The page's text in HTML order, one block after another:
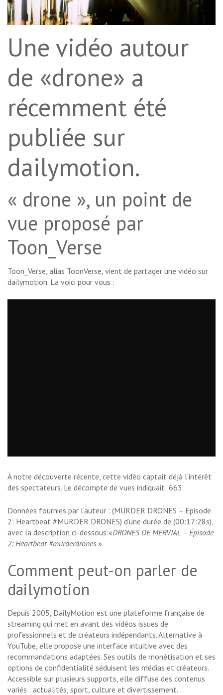
Une vidéo autour
de «drone» a
récemment été
publiée sur
dailymotion.
« drone », un point de
vue proposé par
Toon_Verse
Toon_Verse, alias ToonVerse, vient de partager une vidéo sur
dailymotion. La voici pour vous :
À notre découverte récente, cette vidéo captait déjà l’intérêt
des spectateurs. Le décompte de vues indiquait: 663.
Données fournies par l’auteur : (MURDER DRONES – Episode
2: Heartbeat #MURDER DRONES) d’une durée de (00:17:28s),
avec la description ci-dessous:«DRONES DE MERVIAL – Épisode
2: Heartbeat #murderdrones ».
Comment peut-on parler de
dailymotion
Depuis 2005, DailyMotion est une plateforme française de
streaming qui met en avant des vidéos issues de
professionnels et de créateurs indépendants. Alternative à
YouTube, elle propose une interface intuitive avec des
recommandations adaptées. Ses outils de monétisation et ses
options de confidentialité séduisent les médias et créateurs.
Accessible sur plusieurs supports, elle diffuse des contenus
variés : actualités, sport, culture et divertissement.